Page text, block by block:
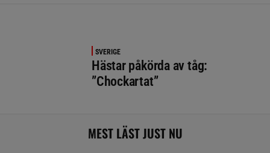
SVERIGE
Hästar påkörda av tåg:
”Chockartat”
MEST LÄST JUST NU